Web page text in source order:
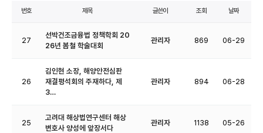
번호 제목 글쓴이 조회 날짜
27
선박건조금융법 정책학회 20
26년 봄철 학술대회
관리자 869 06-29
26
김인현 소장, 해양안전심판
재결평석회의 주재하다, 제
3…
관리자 894 06-28
25
고려대 해상법연구센터 해상
변호사 양성에 앞장서다
관리자 1138 05-26